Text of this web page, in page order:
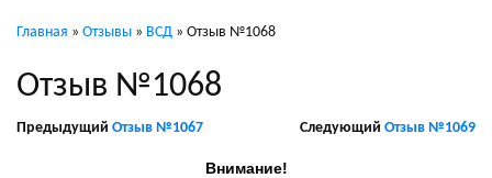
Главная » Отзывы » ВСД » Отзыв №1068
Отзыв №1068
Предыдущий Отзыв №1067 Следующий Отзыв №1069
Внимание!